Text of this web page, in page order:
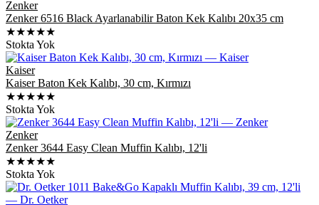
Zenker
Zenker 6516 Black Ayarlanabilir Baton Kek Kalıbı 20x35 cm
★★★★★
Stokta Yok
Kaiser
Kaiser Baton Kek Kalıbı, 30 cm, Kırmızı
★★★★★
Stokta Yok
Zenker
Zenker 3644 Easy Clean Muffin Kalıbı, 12'li
★★★★★
Stokta Yok